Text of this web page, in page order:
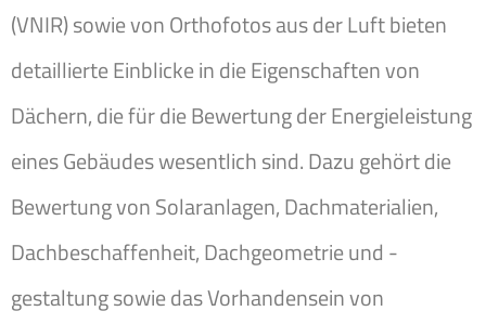
(VNIR) sowie von Orthofotos aus der Luft bieten
detaillierte Einblicke in die Eigenschaften von
Dächern, die für die Bewertung der Energieleistung
eines Gebäudes wesentlich sind. Dazu gehört die
Bewertung von Solaranlagen, Dachmaterialien,
Dachbeschaffenheit, Dachgeometrie und -
gestaltung sowie das Vorhandensein von